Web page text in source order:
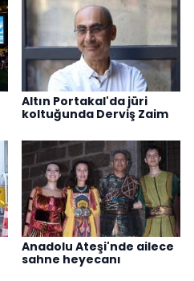
Altın Portakal'da jüri
koltuğunda Derviş Zaim
Anadolu Ateşi'nde ailece
sahne heyecanı